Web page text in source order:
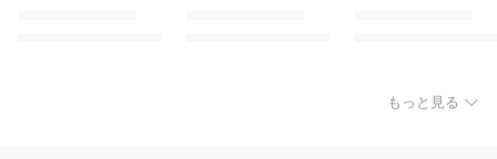
もっと見る